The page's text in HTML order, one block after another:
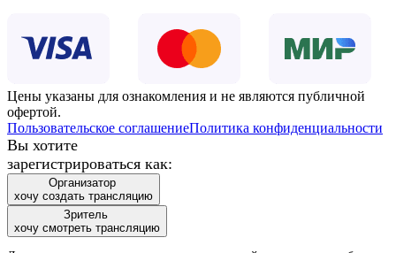
Цены указаны для ознакомления и не являются публичной
офертой.
Пользовательское соглашениеПолитика конфиденциальности
Вы хотите
зарегистрироваться как:
Организатор
хочу создать трансляцию
Зритель
хочу смотреть трансляцию